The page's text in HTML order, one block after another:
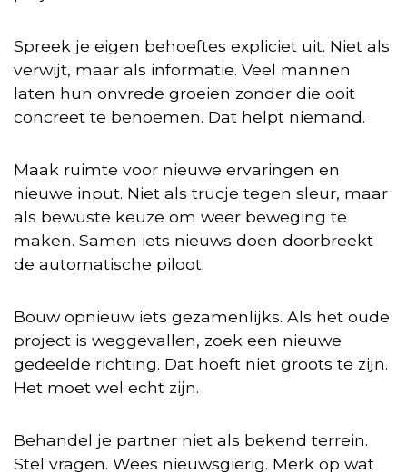
Spreek je eigen behoeftes expliciet uit. Niet als
verwijt, maar als informatie. Veel mannen
laten hun onvrede groeien zonder die ooit
concreet te benoemen. Dat helpt niemand.
Maak ruimte voor nieuwe ervaringen en
nieuwe input. Niet als trucje tegen sleur, maar
als bewuste keuze om weer beweging te
maken. Samen iets nieuws doen doorbreekt
de automatische piloot.
Bouw opnieuw iets gezamenlijks. Als het oude
project is weggevallen, zoek een nieuwe
gedeelde richting. Dat hoeft niet groots te zijn.
Het moet wel echt zijn.
Behandel je partner niet als bekend terrein.
Stel vragen. Wees nieuwsgierig. Merk op wat